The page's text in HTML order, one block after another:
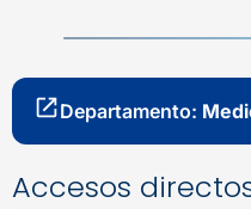
Departamento:
Accesos